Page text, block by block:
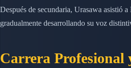
Después de secundaria, Urasawa asistió
gradualmente desarrollando su voz
Carrera Profesional